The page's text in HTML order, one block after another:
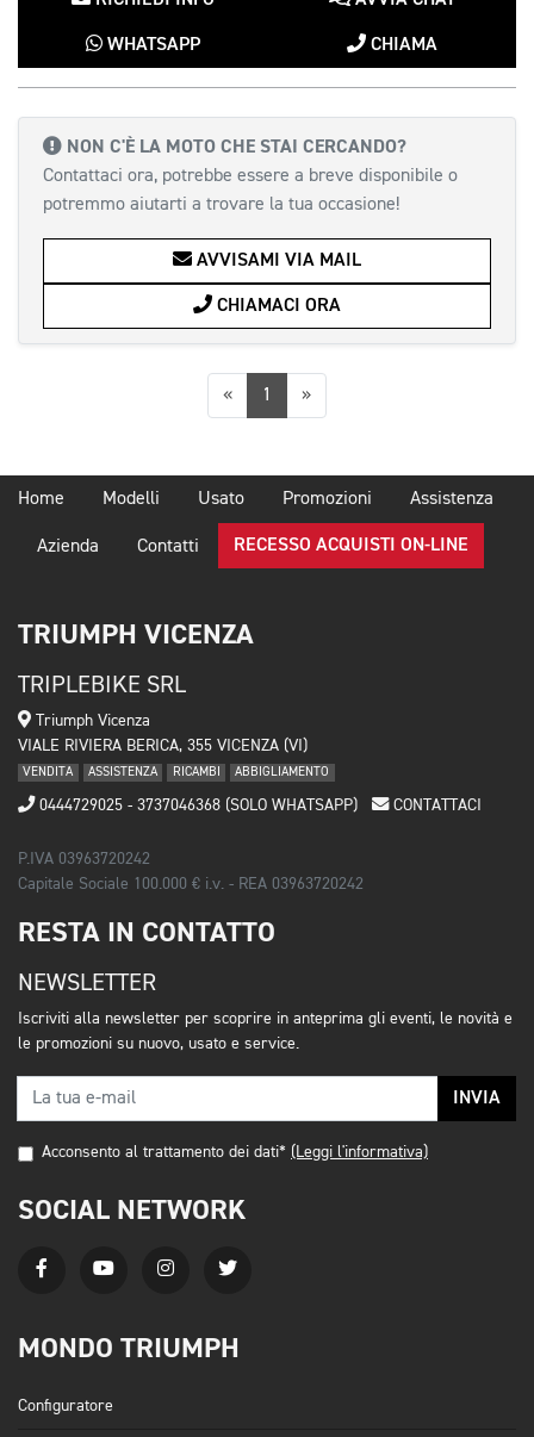
WHATSAPP CHIAMA
NON C'È LA MOTO CHE STAI CERCANDO?
Contattaci ora, potrebbe essere a breve disponibile o
potremmo aiutarti a trovare la tua occasione!
AVVISAMI VIA MAIL
CHIAMACI ORA
«Precedente
1 »Successiva
Home Modelli Usato Promozioni Assistenza
Azienda Contatti RECESSO ACQUISTI ON-LINE
TRIUMPH VICENZA
TRIPLEBIKE SRL
Triumph Vicenza
VIALE RIVIERA BERICA, 355 VICENZA (VI)
VENDITA ASSISTENZA RICAMBI ABBIGLIAMENTO
0444729025 - 3737046368 (SOLO WHATSAPP) CONTATTACI
P.IVA 03963720242
Capitale Sociale 100.000 € i.v. - REA 03963720242
RESTA IN CONTATTO
NEWSLETTER
Iscriviti alla newsletter per scoprire in anteprima gli eventi, le novità e
le promozioni su nuovo, usato e service.
INVIA
Acconsento al trattamento dei dati* (Leggi l'informativa)
SOCIAL NETWORK
MONDO TRIUMPH
Configuratore